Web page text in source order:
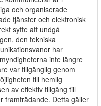
och organiserade
tjänster och elektronisk
syfte att undgå
den tekniska
har
inte längre
var tillgänglig genom
till hemlig
av effektiv tillgång till
framträdande. Detta gäller